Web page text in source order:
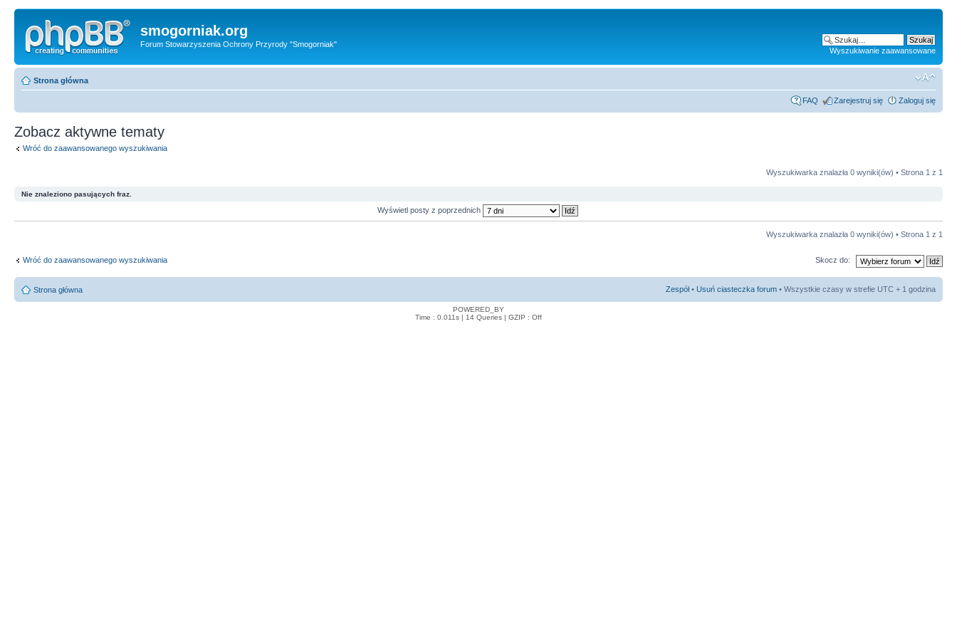
smogorniak.org
Forum Stowarzyszenia Ochrony Przyrody "Smogorniak"
Wyszukiwanie zaawansowane
Strona główna
FAQ Zarejestruj się Zaloguj się
Zobacz aktywne tematy
Wróć do zaawansowanego wyszukiwania
Wyszukiwarka znalazła 0 wyniki(ów) • Strona 1 z 1
Nie znaleziono pasujących fraz.
Wyświetl posty z poprzednich
Wyszukiwarka znalazła 0 wyniki(ów) • Strona 1 z 1
Wróć do zaawansowanego wyszukiwania Skocz do:
Strona główna Zespół• Usuń ciasteczka forum • Wszystkie czasy w strefie UTC + 1 godzina
POWERED_BY
Time : 0.011s | 14 Queries | GZIP : Off